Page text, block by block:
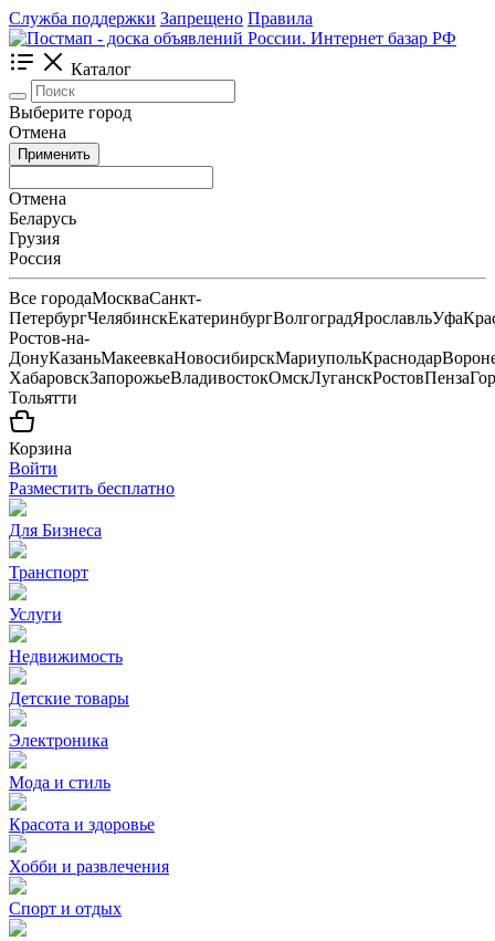
Служба поддержки Запрещено Правила
Каталог
Выберите город
Отмена
Применить
Отмена
Беларусь
Грузия
Россия
Все городаМоскваСанкт-
ПетербургЧелябинскЕкатеринбургВолгоградЯрославльУфа
Ростов-на-
ДонуКазаньМакеевкаНовосибирскМариупольКраснодар
ХабаровскЗапорожьеВладивостокОмскЛуганскРостовПенза
Тольятти
Корзина
Войти
Разместить бесплатно
Для Бизнеса
Транспорт
Услуги
Недвижимость
Детские товары
Электроника
Мода и стиль
Красота и здоровье
Хобби и развлечения
Спорт и отдых